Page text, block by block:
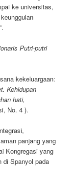
ke universitas,
Putri-putri
kekeluargaan:
Kehidupan
hati,
No. 4 ).
panjang yang
Kongregasi yang
di Spanyol pada